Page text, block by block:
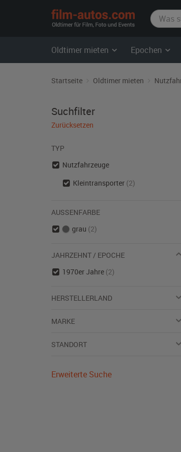
film-
Oldtimer mieten Epochen
Startseite Oldtimer mieten
Suchfilter
Zurücksetzen
TYP
Nutzfahrzeuge
Kleintransporter (2)
AUSSENFARBE
grau (2)
JAHRZEHNT / EPOCHE
1970er Jahre (2)
HERSTELLERLAND
MARKE
STANDORT
Erweiterte Suche